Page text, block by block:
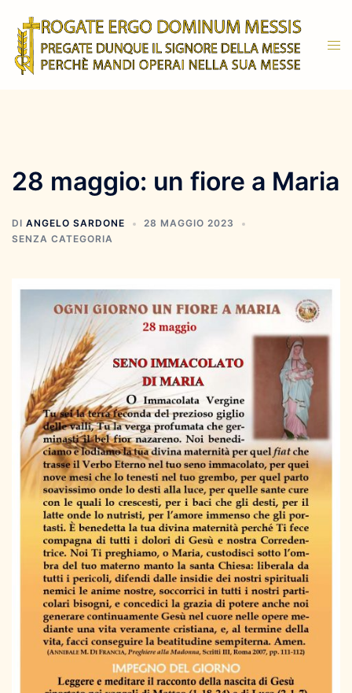
contenuto
28 maggio: un fiore a Maria
DI ANGELO SARDONE
28 MAGGIO 2023
SENZA CATEGORIA